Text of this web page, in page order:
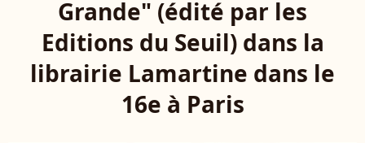
Grande" (édité par les
Editions du Seuil) dans la
librairie Lamartine dans le
16e à Paris